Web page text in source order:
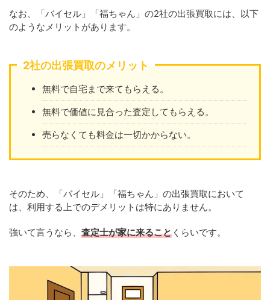
なお、「バイセル」「福ちゃん」の2社の出張買取には、以下
のようなメリットがあります。
2社の出張買取のメリット
無料で自宅まで来てもらえる。
無料で価値に見合った査定してもらえる。
売らなくても料金は一切かからない。
そのため、「バイセル」「福ちゃん」の出張買取において
は、利用する上でのデメリットは特にありません。
強いて言うなら、 査定士が家に来ること くらいです。